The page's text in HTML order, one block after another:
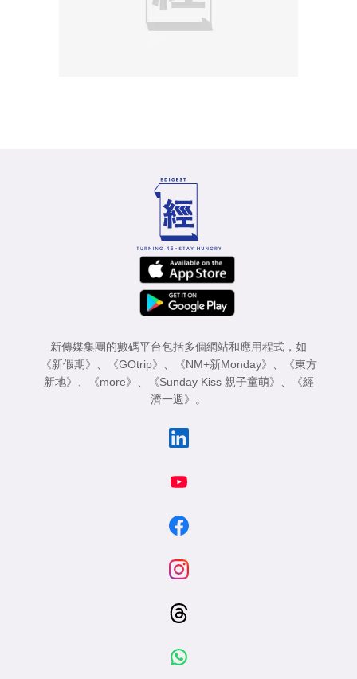
新傳媒集團的數碼平台包括多個網站和應用程式，如
《新假期》
《GOtrip》 《NM+新Monday》
《東方
新地》
《more》 《Sunday Kiss 親子童萌》
《經
濟一週》
。